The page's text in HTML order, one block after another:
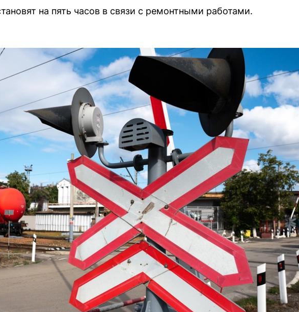
на пять часов в связи с ремонтными работами.